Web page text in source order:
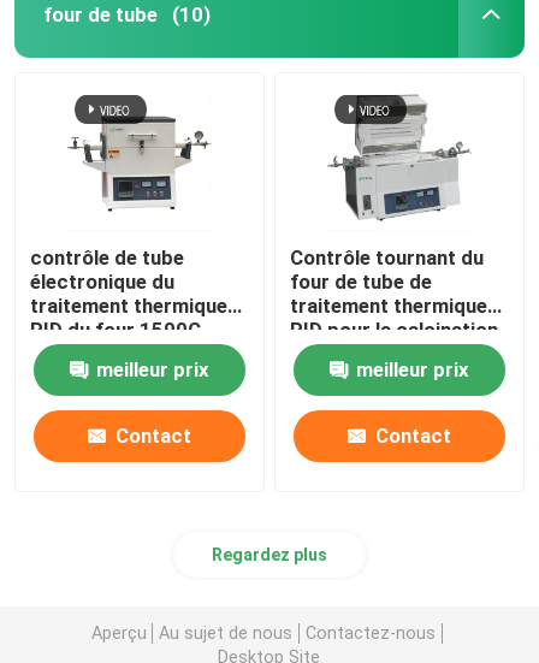
four de tube (10)
contrôle de tube
électronique du
traitement thermique
PID du four 1500C
meilleur prix
Contact
Contrôle tournant du
four de tube de
traitement thermique
PID pour la calcination
et le séchage de
laboratoiremeilleur prix
Contact
Regardez plus
Aperçu Au sujet de nous
Contactez-nous
Desktop Site